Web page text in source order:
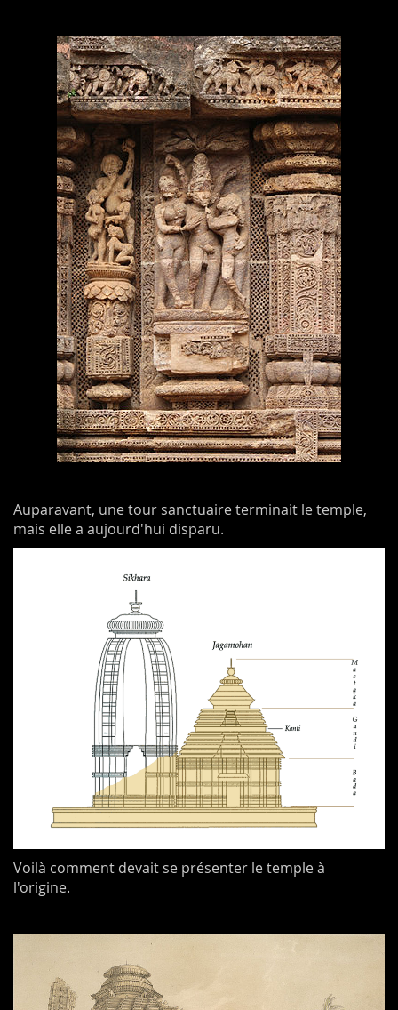
Auparavant, une tour sanctuaire terminait le temple,
mais elle a aujourd'hui disparu.
Voilà comment devait se présenter le temple à
l'origine.